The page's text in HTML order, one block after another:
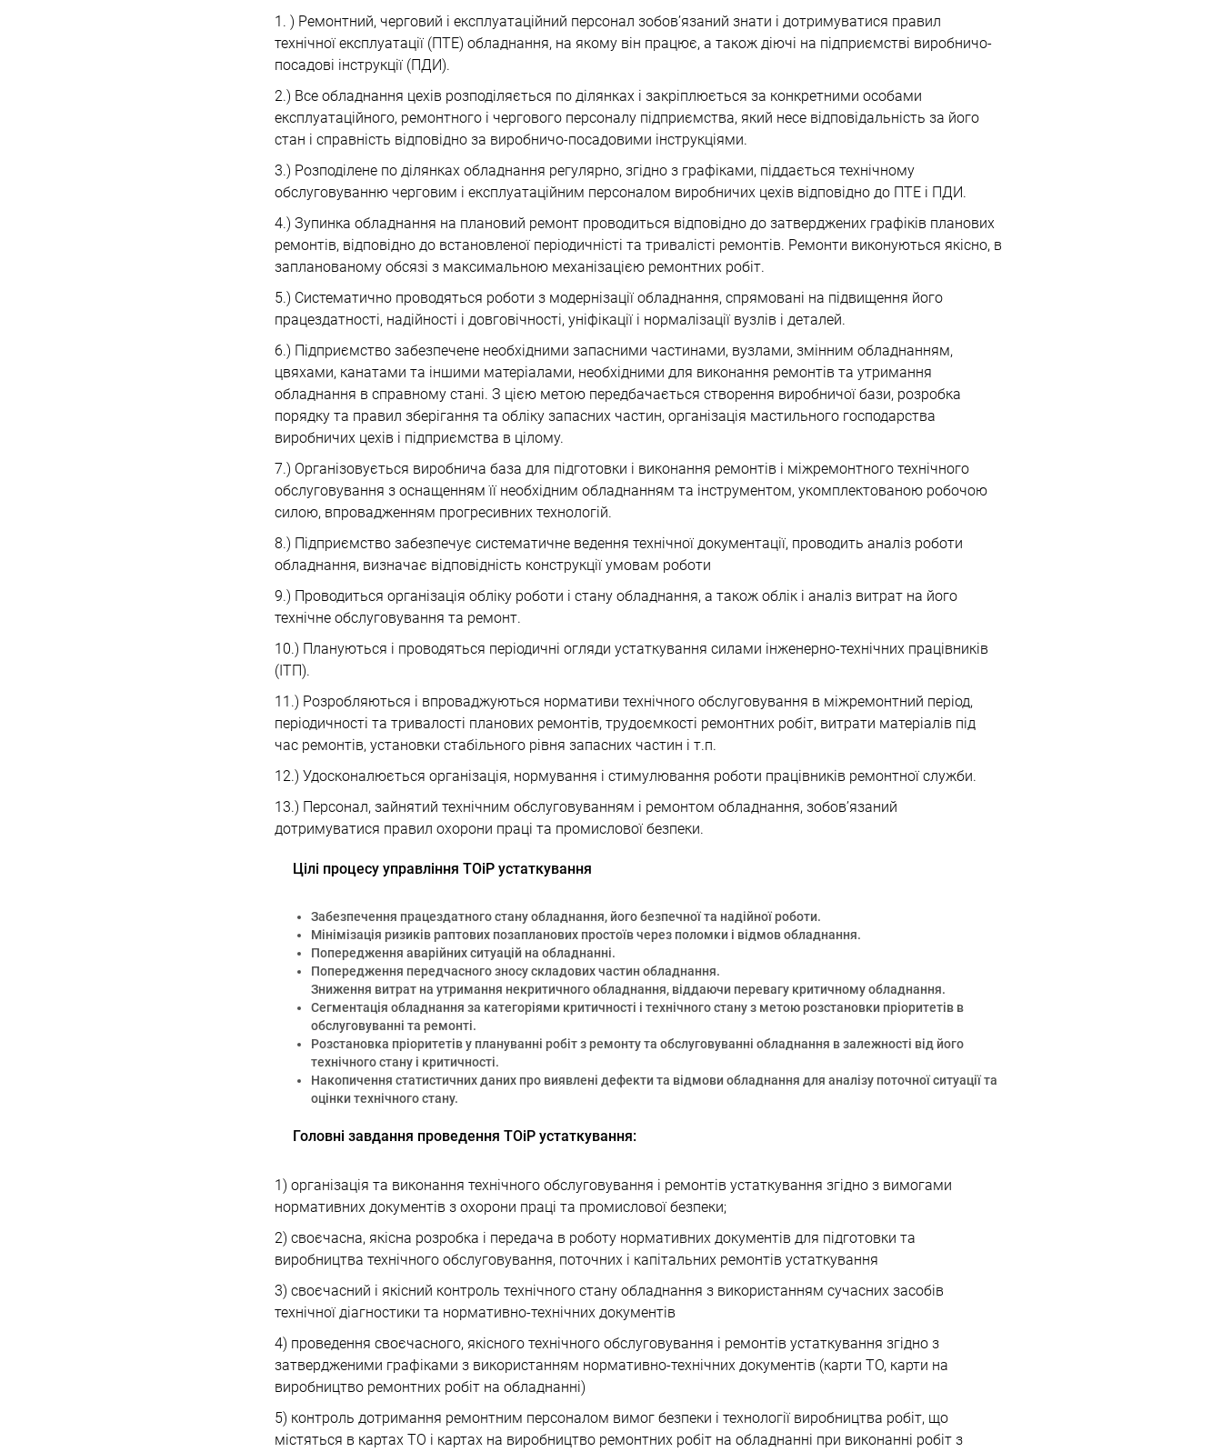
1. ) Ремонтний, черговий і експлуатаційний персонал зобов’язаний знати і дотримуватися правил
технічної експлуатації (ПТЕ) обладнання, на якому він працює, а також діючі на підприємстві виробничо-
посадові інструкції (ПДИ).
2.) Все обладнання цехів розподіляється по ділянках і закріплюється за конкретними особами
експлуатаційного, ремонтного і чергового персоналу підприємства, який несе відповідальність за його
стан і справність відповідно за виробничо-посадовими інструкціями.
3.) Розподілене по ділянках обладнання регулярно, згідно з графіками, піддається технічному
обслуговуванню черговим і експлуатаційним персоналом виробничих цехів відповідно до ПТЕ і ПДИ.
4.) Зупинка обладнання на плановий ремонт проводиться відповідно до затверджених графіків планових
ремонтів, відповідно до встановленої періодичністі та тривалісті ремонтів. Ремонти виконуються якісно, ​​в
запланованому обсязі з максимальною механізацією ремонтних робіт.
5.) Систематично проводяться роботи з модернізації обладнання, спрямовані на підвищення його
працездатності, надійності і довговічності, уніфікації і нормалізації вузлів і деталей.
6.) Підприємство забезпечене необхідними запасними частинами, вузлами, змінним обладнанням,
цвяхами, канатами та іншими матеріалами, необхідними для виконання ремонтів та утримання
обладнання в справному стані. З цією метою передбачається створення виробничої бази, розробка
порядку та правил зберігання та обліку запасних частин, організація мастильного господарства
виробничих цехів і підприємства в цілому.
7.) Організовується виробнича база для підготовки і виконання ремонтів і міжремонтного технічного
обслуговування з оснащенням її необхідним обладнанням та інструментом, укомплектованою робочою
силою, впровадженням прогресивних технологій.
8.) Підприємство забезпечує систематичне ведення технічної документації, проводить аналіз роботи
обладнання, визначає відповідність конструкції умовам роботи
9.) Проводиться організація обліку роботи і стану обладнання, а також облік і аналіз витрат на його
технічне обслуговування та ремонт.
10.) Плануються і проводяться періодичні огляди устаткування силами інженерно-технічних працівників
(ІТП).
11.) Розробляються і впроваджуються нормативи технічного обслуговування в міжремонтний період,
періодичності та тривалості планових ремонтів, трудоємкості ремонтних робіт, витрати матеріалів під
час ремонтів, установки стабільного рівня запасних частин і т.п.
12.) Удосконалюється організація, нормування і стимулювання роботи працівників ремонтної служби.
13.) Персонал, зайнятий технічним обслуговуванням і ремонтом обладнання, зобов’язаний
дотримуватися правил охорони праці та промислової безпеки.
Цілі процесу управління ТОіР устаткування
Забезпечення працездатного стану обладнання, його безпечної та надійної роботи.
Мінімізація ризиків раптових позапланових простоїв через поломки і відмов обладнання.
Попередження аварійних ситуацій на обладнанні.
Попередження передчасного зносу складових частин обладнання.
Зниження витрат на утримання некритичного обладнання, віддаючи перевагу критичному обладнання.
Сегментація обладнання за категоріями критичності і технічного стану з метою розстановки пріоритетів в
обслуговуванні та ремонті.
Розстановка пріоритетів у плануванні робіт з ремонту та обслуговуванні обладнання в залежності від його
технічного стану і критичності.
Накопичення статистичних даних про виявлені дефекти та відмови обладнання для аналізу поточної ситуації та
оцінки технічного стану.
Головні завдання проведення ТОіР устаткування:
1) організація та виконання технічного обслуговування і ремонтів устаткування згідно з вимогами
нормативних документів з охорони праці та промислової безпеки;
2) своєчасна, якісна розробка і передача в роботу нормативних документів для підготовки та
виробництва технічного обслуговування, поточних і капітальних ремонтів устаткування
3) своєчасний і якісний контроль технічного стану обладнання з використанням сучасних засобів
технічної діагностики та нормативно-технічних документів
4) проведення своєчасного, якісного технічного обслуговування і ремонтів устаткування згідно з
затвердженими графіками з використанням нормативно-технічних документів (карти ТО, карти на
виробництво ремонтних робіт на обладнанні)
5) контроль дотримання ремонтним персоналом вимог безпеки і технології виробництва робіт, що
містяться в картах ТО і картах на виробництво ремонтних робіт на обладнанні при виконанні робіт з